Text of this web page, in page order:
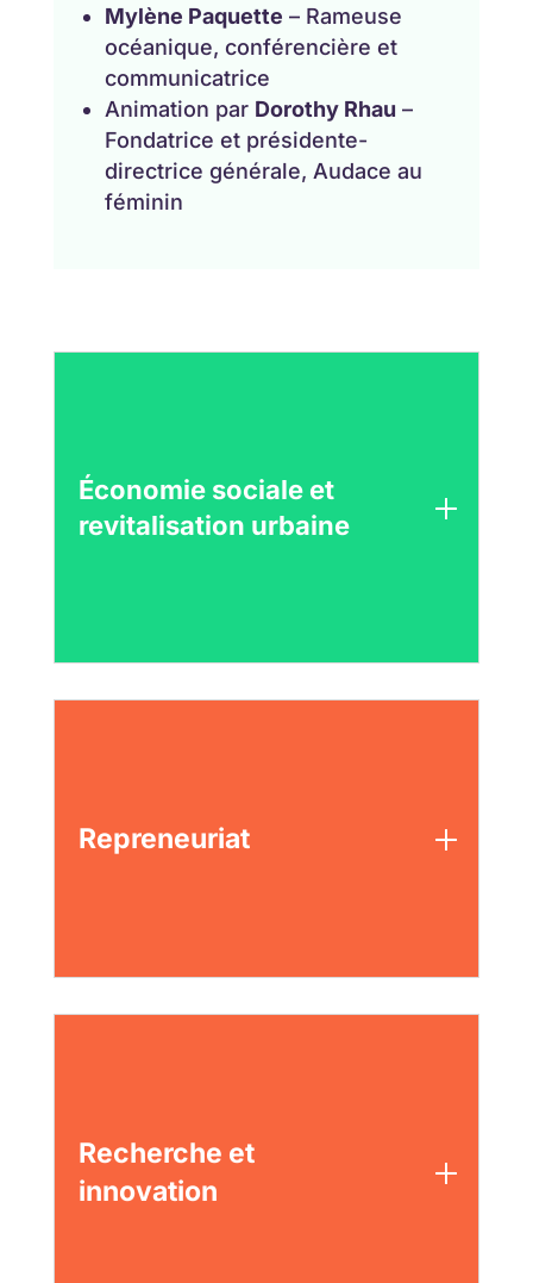
Mylène Paquette – Rameuse
océanique, conférencière et
communicatrice
Animation par Dorothy Rhau –
Fondatrice et présidente-
directrice générale, Audace au
féminin
Économie sociale et
revitalisation urbaine
Repreneuriat
Recherche et
innovation